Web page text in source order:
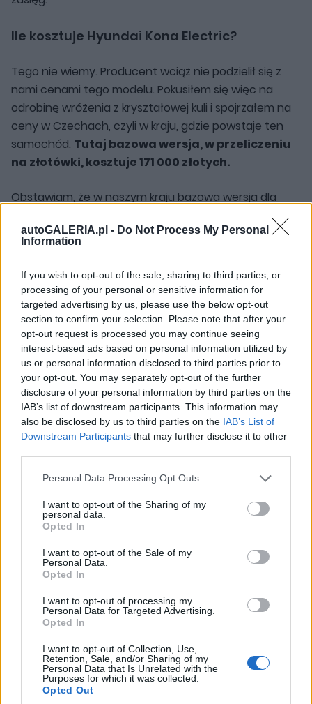
autoGALERIA.pl - Do Not Process My Personal
Information
If you wish to opt-out of the sale, sharing to third parties, or
processing of your personal or sensitive information for
targeted advertising by us, please use the below opt-out
section to confirm your selection. Please note that after your
opt-out request is processed you may continue seeing
interest-based ads based on personal information utilized by
us or personal information disclosed to third parties prior to
your opt-out. You may separately opt-out of the further
disclosure of your personal information by third parties on the
IAB’s list of downstream participants. This information may
also be disclosed by us to third parties on the IAB’s List of
Downstream Participants that may further disclose it to other
Please note that this website/app uses one or more Google
not limited to your visit or usage behaviour. You may click to
grant or deny consent to Google and its third-party tags to
use your data for below specified purposes in below Google
consent section.
Personal Data Processing Opt Outs
I want to opt-out of the Sharing of my
personal data.
Opted In
I want to opt-out of the Sale of my
Personal Data.
Opted In
I want to opt-out of processing my
Personal Data for Targeted Advertising.
Opted In
I want to opt-out of Collection, Use,
Retention, Sale, and/or Sharing of my
Personal Data that Is Unrelated with the
Purposes for which it was collected.
Opted Out
Ile kosztuje Hyundai Kona Electric?
Tego nie wiemy. Producent wciąż nie podzielił się z
nami cenami tego modelu. Pokusiłem się więc na
odrobinę wróżenia z kryształowej kuli i spojrzałem na
ceny w Czechach, czyli w kraju, gdzie powstaje ten
samochód. Tutaj bazowa wersja, w przeliczeniu
na złotówki, kosztuje 171 000 złotych.
Obstawiam, że w naszym kraju bazowa wersja dla
zachęty może kosztować 169 000-179 000 złotych.
Tym samym mogłaby rywalizować z wieloma
Zobacz 35 zdjęć
Hyundai chce rywalizować m.in. z
Peugeotem e-2008
Oplem Mokką-E
zabawy dołączyłoVolvo EX30, które w
najtańszym wydaniu kosztuje właśnie 169 900
Zobaczymy więc co zaproponuje nam Hyundai. Bez
wątpienia będzie to jedna z ważniejszych pozycji na